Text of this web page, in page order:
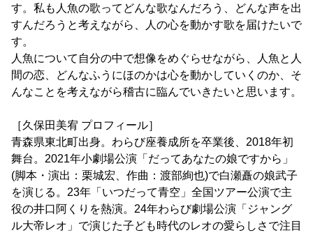
す。私も人魚の歌ってどんな歌なんだろう、どんな声を出
すんだろうと考えながら、人の心を動かす歌を届けたいで
す。
人魚について自分の中で想像をめぐらせながら、人魚と人
間の恋、どんなふうにほのかは心を動かしていくのか、そ
んなことを考えながら稽古に臨んでいきたいと思います。
［久保田美宥 プロフィール］
青森県東北町出身。わらび座養成所を卒業後、2018年初
舞台。2021年小劇場公演「だってあなたの娘ですから」
(脚本・演出：栗城宏、作曲：渡部絢也)で白瀬矗の娘武子
を演じる。23年「いつだって青空」全国ツアー公演で主
役の井口阿くりを熱演。24年わらび劇場公演「ジャング
ル大帝レオ」で演じた子ども時代のレオの愛らしさで注目